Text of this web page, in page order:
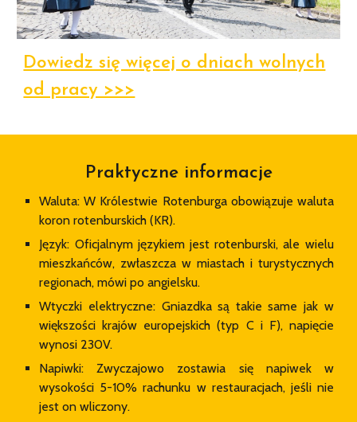
Dowiedz się więcej o dniach wolnych
od pracy >>>
Praktyczne informacje
Waluta: W Królestwie Rotenburga obowiązuje waluta
koron rotenburskich (KR).
Język: Oficjalnym językiem jest rotenburski, ale wielu
mieszkańców, zwłaszcza w miastach i turystycznych
regionach, mówi po angielsku.
Wtyczki elektryczne: Gniazdka są takie same jak w
większości krajów europejskich (typ C i F), napięcie
wynosi 230V.
Napiwki: Zwyczajowo zostawia się napiwek w
wysokości 5-10% rachunku w restauracjach, jeśli nie
jest on wliczony.